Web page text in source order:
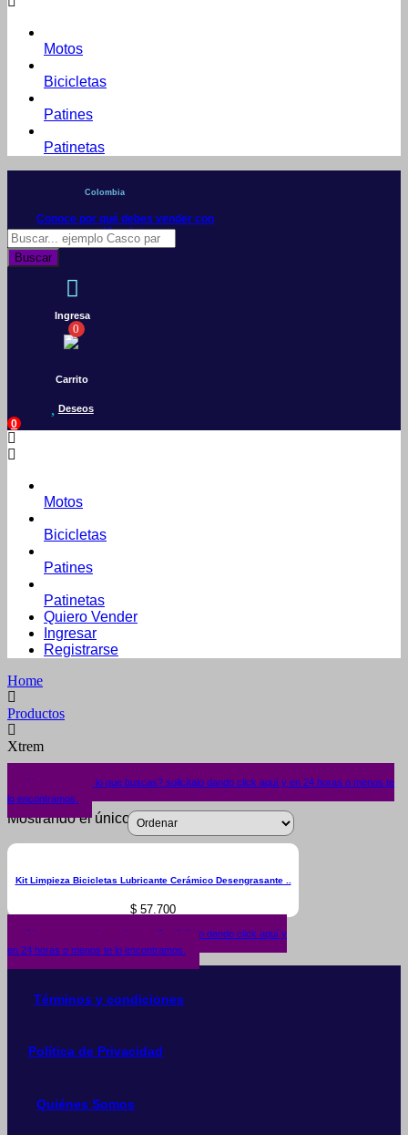
Motos
Bicicletas
Patines
Patinetas
Colombia
Conoce por qué debes vender con
Mercleta
Búsqueda
de
productos
Buscar
Ingresa
0
Carrito
Deseos
0
Motos
Bicicletas
Patines
Patinetas
Quiero Vender
Ingresar
Registrarse
Home
Productos
Xtrem
¿No encuentras lo que buscas? solicítalo dando click aquí y en 24 horas o menos te
lo encontramos.
Mostrando el único resultado
Kit Limpieza Bicicletas Lubricante Cerámico Desengrasante ..
$ 57.700
¿No encuentras lo que buscas? solicítalo dando click aquí y
en 24 horas o menos te lo encontramos.
Términos y condiciones
Política de Privacidad
Quiénes Somos